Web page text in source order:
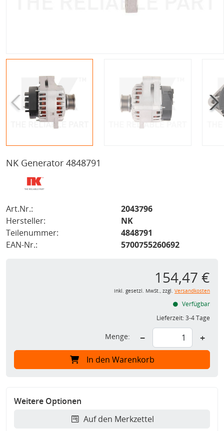
NK Generator 4848791
Art.Nr.:
2043796
Hersteller:
NK
Teilenummer:
4848791
EAN-Nr.:
5700755260692
154,47 €
inkl. gesetzl. MwSt., zzgl. Versandkosten
Verfügbar
Lieferzeit:3-4 Tage
Menge: − +
In den Warenkorb
Weitere Optionen
Auf den Merkzettel